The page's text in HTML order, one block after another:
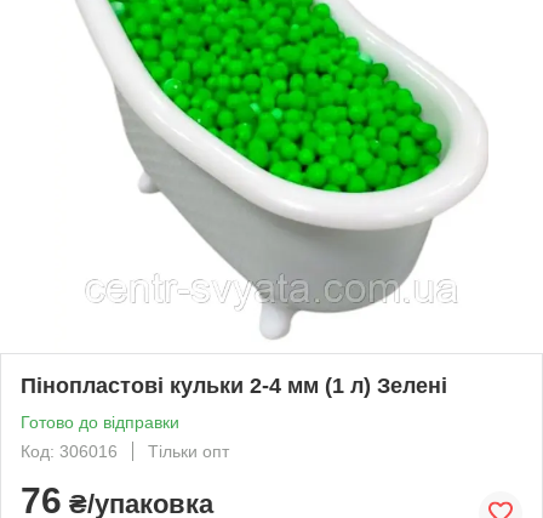
Пінопластові кульки 2-4 мм (1 л) Зелені
Готово до відправки
Код: 306016
Тільки опт
76 ₴/упаковка